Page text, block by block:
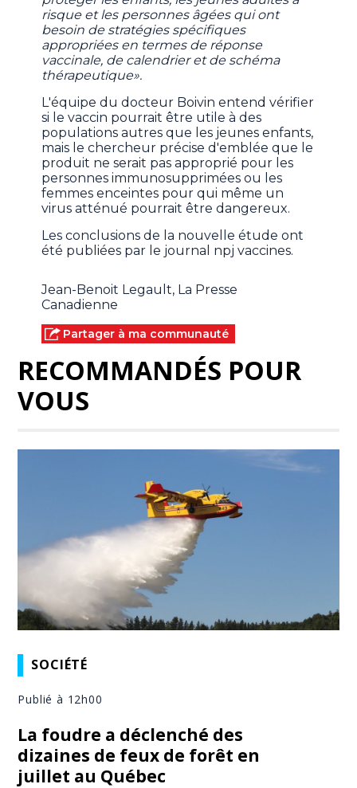
risque et les personnes âgées qui ont
besoin de stratégies spécifiques
appropriées en termes de réponse
vaccinale, de calendrier et de schéma
thérapeutique».
L'équipe du docteur Boivin entend vérifier
si le vaccin pourrait être utile à des
populations autres que les jeunes enfants,
mais le chercheur précise d'emblée que le
produit ne serait pas approprié pour les
personnes immunosupprimées ou les
femmes enceintes pour qui même un
virus atténué pourrait être dangereux.
Les conclusions de la nouvelle étude ont
été publiées par le journal npj vaccines.
Jean-Benoit Legault, La Presse
Canadienne
Partager à ma communauté
RECOMMANDÉS POUR
VOUS
SOCIÉTÉ
Publié à 12h00
La foudre a déclenché des
dizaines de feux de forêt en
juillet au Québec